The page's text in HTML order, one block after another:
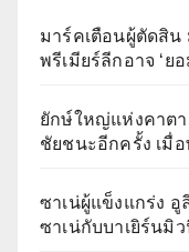
มาร์คเตือนผู้ตัดสิน
พรีเมียร์ลีกอาจ ‘ย
ยักษ์ใหญ่แห่งคาตา
ชัยชนะอีกครั้ง เมื่
ซาเน่ผู้แข็งแกร่ง
ซาเน่กับบาเยิร์นมิ